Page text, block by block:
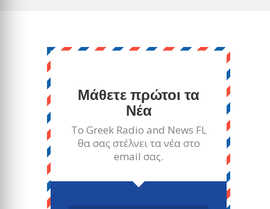
Μάθετε πρώτοι τα
Νέα
Το Greek Radio and News FL
θα σας στέλνει τα νέα στο
email σας.